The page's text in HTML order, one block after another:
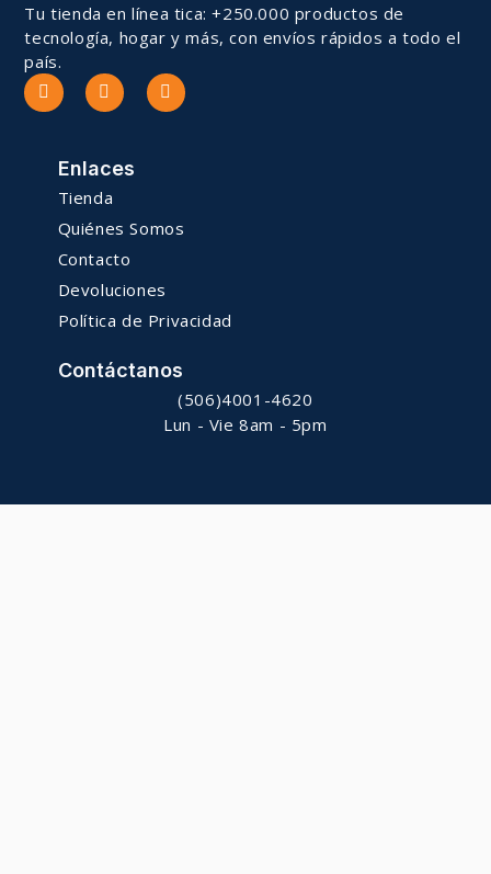
Tu tienda en línea tica: +250.000 productos de
tecnología, hogar y más, con envíos rápidos a todo el
país.
Enlaces
Tienda
Quiénes Somos
Contacto
Devoluciones
Política de Privacidad
Contáctanos
(506)4001-4620
Lun - Vie 8am - 5pm